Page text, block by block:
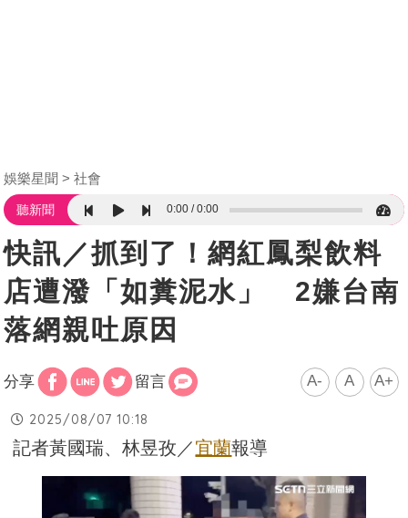
娛樂星聞 社會
聽新聞 0:00 0:00
快訊／抓到了！網紅鳳梨飲料
店遭潑「如糞泥水」 2嫌台南
落網親吐原因
分享 留言 A- A A+
2025/08/07 10:18
記者黃國瑞、林昱孜／宜蘭報導